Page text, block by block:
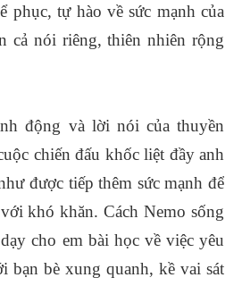
phục, tự hào về sức mạnh của
cả nói riêng, thiên nhiên rộng
động và lời nói của thuyền
chiến đấu khốc liệt đầy anh
được tiếp thêm sức mạnh để
khó khăn. Cách Nemo sống
cho em bài học về việc yêu
bạn bè xung quanh, kề vai sát